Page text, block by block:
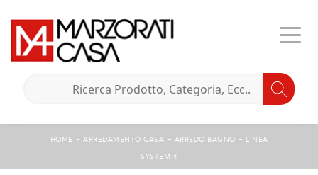
HOME - ARREDAMENTO CASA - ARREDO BAGNO - LINEA
SYSTEM 4